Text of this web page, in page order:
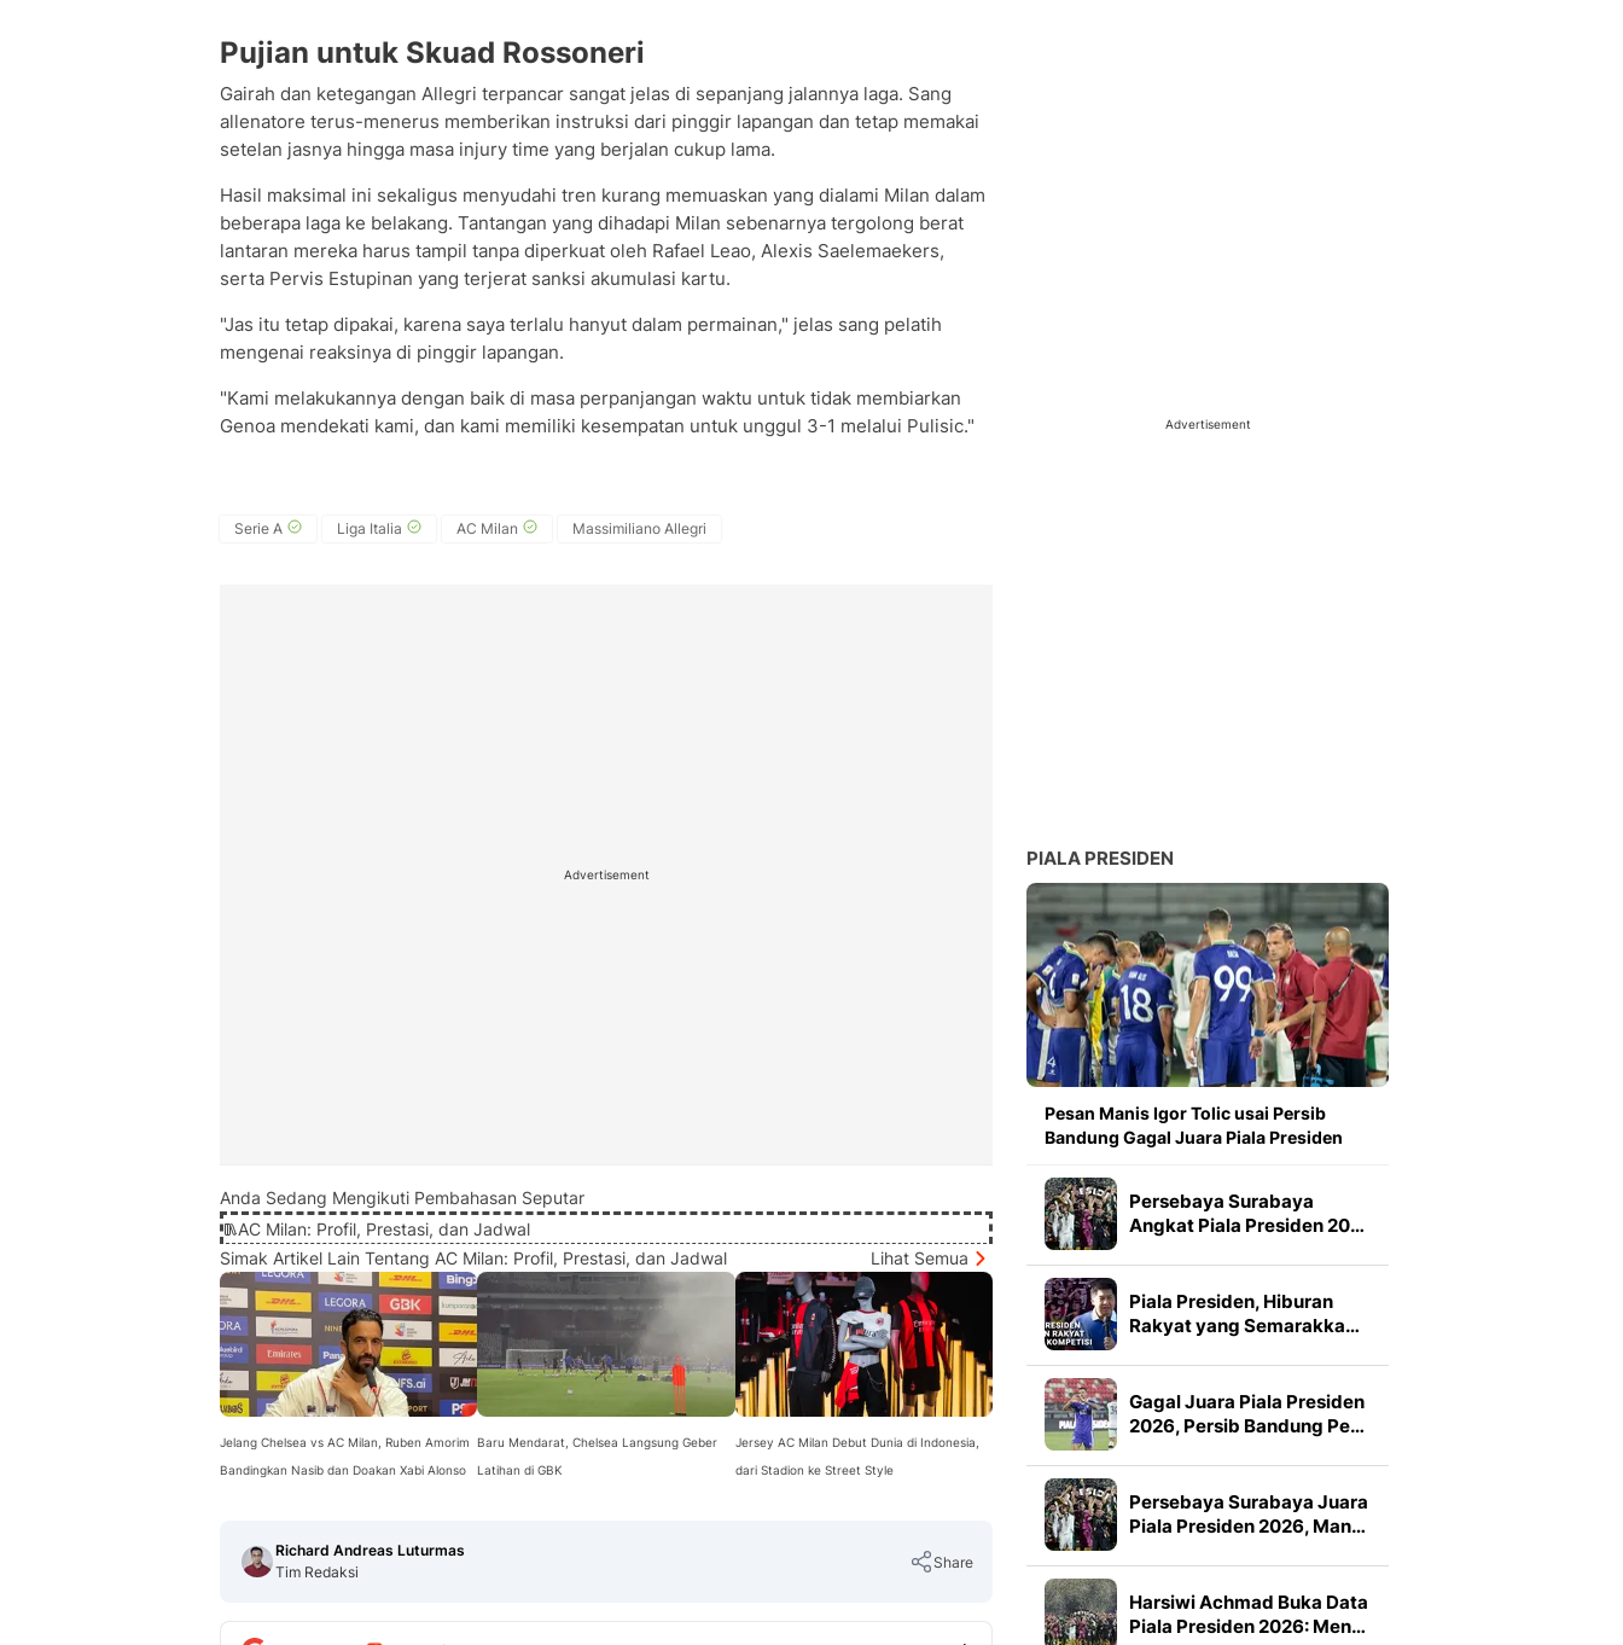
Pujian untuk Skuad Rossoneri
Gairah dan ketegangan Allegri terpancar sangat jelas di sepanjang jalannya laga. Sang
allenatore terus-menerus memberikan instruksi dari pinggir lapangan dan tetap memakai
setelan jasnya hingga masa injury time yang berjalan cukup lama.
Hasil maksimal ini sekaligus menyudahi tren kurang memuaskan yang dialami Milan dalam
beberapa laga ke belakang. Tantangan yang dihadapi Milan sebenarnya tergolong berat
lantaran mereka harus tampil tanpa diperkuat oleh Rafael Leao, Alexis Saelemaekers,
serta Pervis Estupinan yang terjerat sanksi akumulasi kartu.
"Jas itu tetap dipakai, karena saya terlalu hanyut dalam permainan," jelas sang pelatih
mengenai reaksinya di pinggir lapangan.
"Kami melakukannya dengan baik di masa perpanjangan waktu untuk tidak membiarkan
Genoa mendekati kami, dan kami memiliki kesempatan untuk unggul 3-1 melalui Pulisic."
Serie A Liga Italia AC Milan Massimiliano Allegri
Advertisement
Anda Sedang Mengikuti Pembahasan Seputar
AC Milan: Profil, Prestasi, dan Jadwal
Simak Artikel Lain Tentang AC Milan: Profil, Prestasi, dan Jadwal
Lihat Semua
Jelang Chelsea vs AC Milan, Ruben Amorim
Bandingkan Nasib dan Doakan Xabi Alonso
Baru Mendarat, Chelsea Langsung Geber
Latihan di GBK
Jersey AC Milan Debut Dunia di Indonesia,
dari Stadion ke Street Style
Richard Andreas Luturmas
Tim Redaksi
Share
Advertisement
PIALA PRESIDEN
Pesan Manis Igor Tolic usai Persib
Bandung Gagal Juara Piala Presiden
Persebaya Surabaya
Angkat Piala Presiden 20…
Piala Presiden, Hiburan
Rakyat yang Semarakka…
Gagal Juara Piala Presiden
2026, Persib Bandung Pe…
Persebaya Surabaya Juara
Piala Presiden 2026, Man…
Harsiwi Achmad Buka Data
Piala Presiden 2026: Men…